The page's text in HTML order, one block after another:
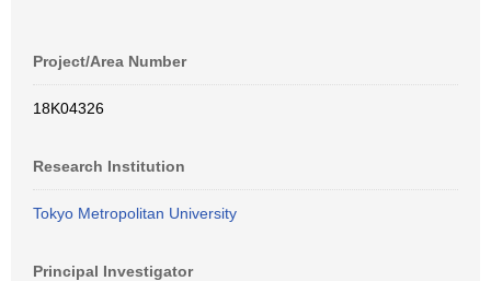
Project/Area Number
18K04326
Research Institution
Tokyo Metropolitan University
Principal Investigator